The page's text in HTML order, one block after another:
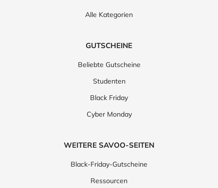
Alle Kategorien
GUTSCHEINE
Beliebte Gutscheine
Studenten
Black Friday
Cyber Monday
WEITERE SAVOO-SEITEN
Black-Friday-Gutscheine
Ressourcen